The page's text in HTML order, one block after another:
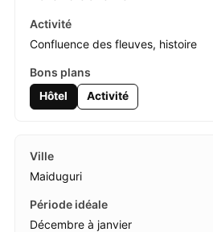
Confluence des fleuves, histoire
Hôtel Activité
Maiduguri
Décembre à janvier